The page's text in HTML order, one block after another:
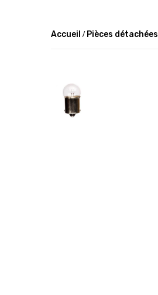
Accueil Pièces détachées